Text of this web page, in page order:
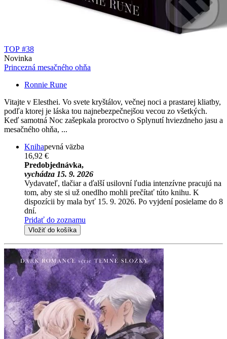
TOP #38
Novinka
Princezná mesačného ohňa
Ronnie Rune
Vitajte v Elesthei. Vo svete kryštálov, večnej noci a prastarej kliatby,
podľa ktorej je láska tou najnebezpečnejšou vecou zo všetkých.
Keď samotná Noc zašepkala proroctvo o Splynutí hviezdneho jasu a
mesačného ohňa, ...
Knihapevná väzba
16,92 €
Predobjednávka,
vychádza 15. 9. 2026
Vydavateľ, tlačiar a ďalší usilovní ľudia intenzívne pracujú na
tom, aby ste si už onedlho mohli prečítať túto knihu. K
dispozícii by mala byť 15. 9. 2026. Po vyjdení posielame do 8
dní.
Pridať do zoznamu
Vložiť do košíka